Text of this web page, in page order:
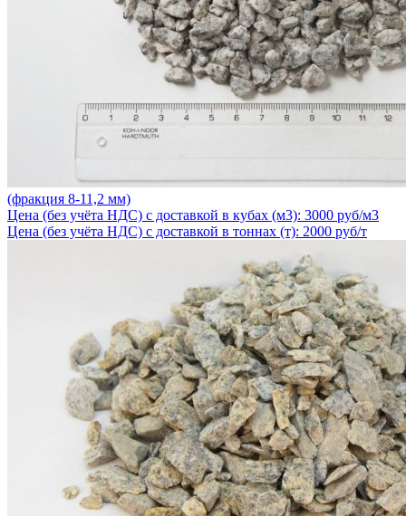
(фракция 8-11,2 мм)
Цена (без учёта НДС) с доставкой в кубах (м3): 3000 руб/м3
Цена (без учёта НДС) с доставкой в тоннах (т): 2000 руб/т